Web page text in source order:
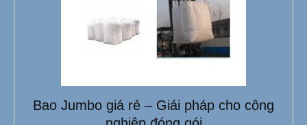
Bao Jumbo giá rẻ – Giải pháp cho công